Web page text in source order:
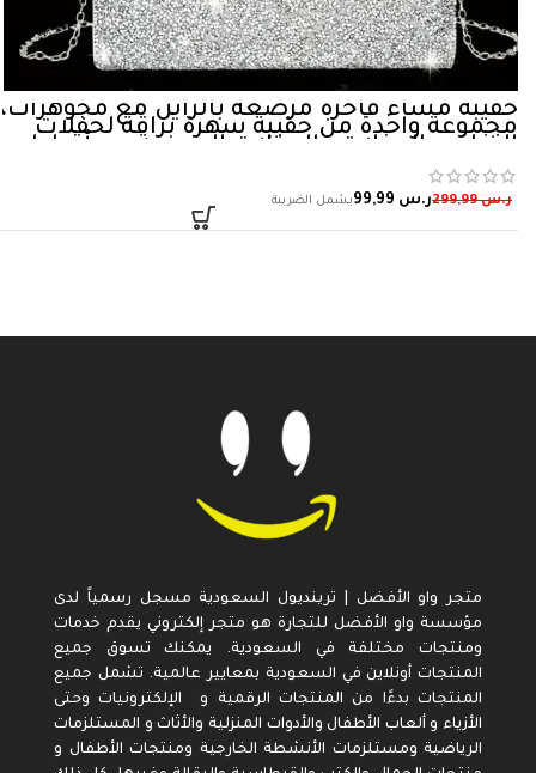
حقيبة مساء فاخرة مرصعة بالراين مع مجوهرات،
مجموعة واحدة من حقيبة سهرة براقة لحفلات
الزفاف والحفلات والحفلات الرسمية مع أقراط
براقة وعقد وسوار للنساء
ر.س299,99 ر.س
متجر واو الأفضل | ترينديول السعودية مسجل رسمياً لدى
مؤسسة واو الأفضل للتجارة هو متجر إلكتروني يقدم خدمات
ومنتجات مختلفة في السعودية. يمكنك تسوق جميع
المنتجات أونلاين في السعودية بمعايير عالمية. تشمل جميع
المنتجات بدءًا من المنتجات الرقمية و الإلكترونيات وحتى
الأزياء و ألعاب الأطفال والأدوات المنزلية والأثاث و المستلزمات
الرياضية ومستلزمات الأنشطة الخارجية ومنتجات الأطفال و